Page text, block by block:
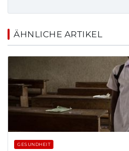
ÄHNLICHE ARTIKEL
GESUNDHEIT